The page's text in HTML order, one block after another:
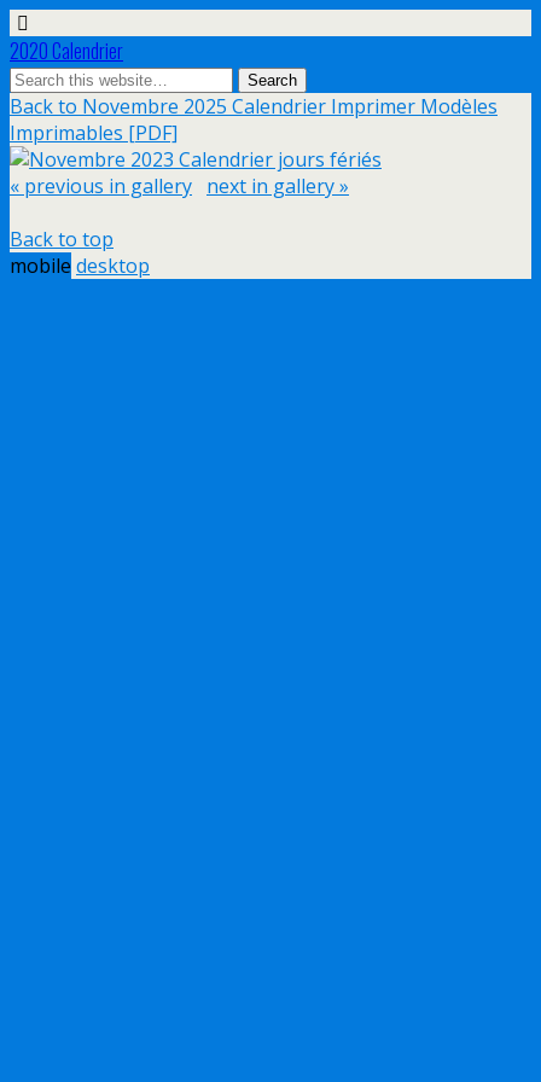
2020 Calendrier
Back to Novembre 2025 Calendrier Imprimer Modèles
Imprimables [PDF]
« previous in gallery next in gallery »
Back to top
mobile desktop